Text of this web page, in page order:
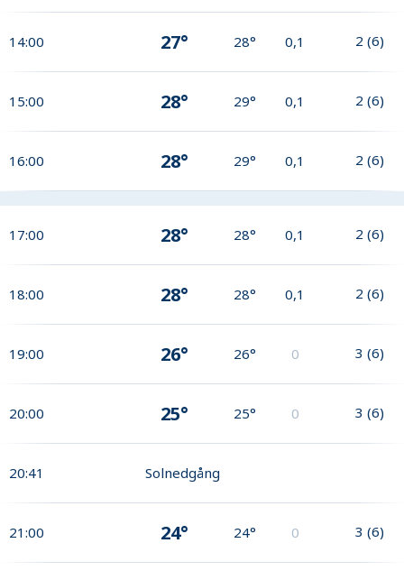
14:00 27° 28° 0,1 2 (6)
15:00 28° 29° 0,1 2 (6)
16:00 28° 29° 0,1 2 (6)
17:00 28° 28° 0,1 2 (6)
18:00 28° 28° 0,1 2 (6)
19:00 26° 26° 0 3 (6)
20:00 25° 25° 0 3 (6)
20:41 Solnedgång
21:00 24° 24° 0 3 (6)